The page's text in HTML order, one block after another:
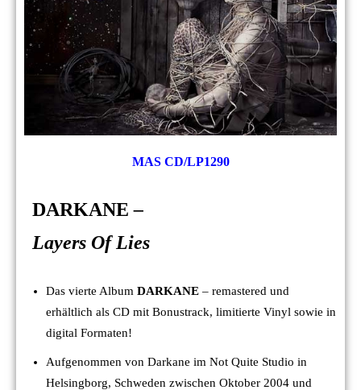
MAS CD/LP1290
DARKANE–
Layers Of Lies
Das vierte Album DARKANE – remastered und
erhältlich als CD mit Bonustrack, limitierte Vinyl sowie in
digital Formaten!
Aufgenommen von Darkane im Not Quite Studio in
Helsingborg, Schweden zwischen Oktober 2004 und